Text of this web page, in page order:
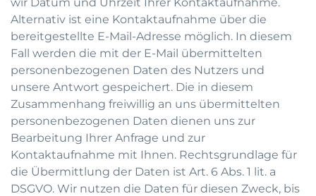
Alternativ ist eine Kontaktaufnahme über die
bereitgestellte E-Mail-Adresse möglich. In diesem
Fall werden die mit der E-Mail übermittelten
personenbezogenen Daten des Nutzers und
unsere Antwort gespeichert. Die in diesem
Zusammenhang freiwillig an uns übermittelten
personenbezogenen Daten dienen uns zur
Bearbeitung Ihrer Anfrage und zur
Kontaktaufnahme mit Ihnen. Rechtsgrundlage für
die Übermittlung der Daten ist Art. 6 Abs. 1 lit. a
DSGVO. Wir nutzen die Daten für diesen Zweck, bis